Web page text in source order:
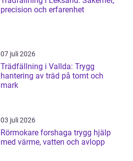
precision och erfarenhet
07 juli 2026
Trädfällning i Vallda: Trygg
hantering av träd på tomt och
mark
03 juli 2026
Rörmokare forshaga trygg hjälp
med värme, vatten och avlopp